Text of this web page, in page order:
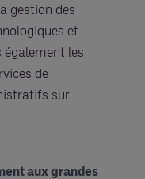
gestion des
et
les
de
sur
aux grandes